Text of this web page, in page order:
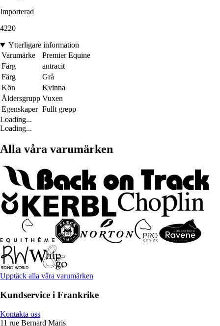
Importerad
4220
Ytterligare information
Varumärke
Premier Equine
Färg
antracit
Färg
Grå
Kön
Kvinna
Åldersgrupp Vuxen
Egenskaper Fullt grepp
Loading...
Loading...
Alla våra varumärken
Upptäck alla våra varumärken
Kundservice i Frankrike
Kontakta oss
11 rue Bernard Maris